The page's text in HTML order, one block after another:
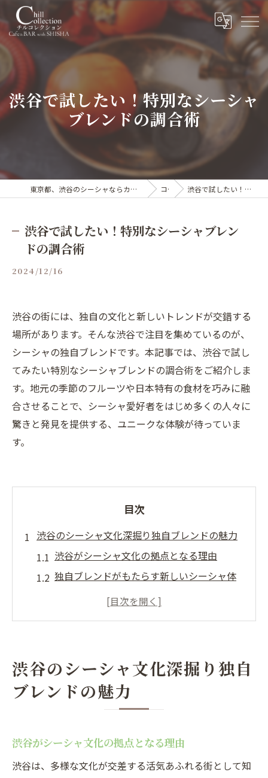
渋谷で試したい！特別なシーシャ
ブレンドの調合術
東京都、渋谷のシーシャならカフェ&シーシャバー Chill collection渋谷センター街店 コラム 渋谷で試したい！特別なシーシャブレンドの調合術
渋谷で試したい！特別なシーシャブレン
ドの調合術
2024/12/16
渋谷の街には、独自の文化と新しいトレンドが交錯する
場所があります。そんな渋谷で注目を集めているのが、
シーシャの独自ブレンドです。本記事では、渋谷で試し
てみたい特別なシーシャブレンドの調合術をご紹介しま
す。地元の季節のフルーツや日本特有の食材を巧みに融
合させることで、シーシャ愛好者をはじめ多くの人々に
驚きと発見を提供する、ユニークな体験が待っていま
す。
目次
渋谷のシーシャ文化深掘り独自ブレンドの魅力
渋谷がシーシャ文化の拠点となる理由
独自ブレンドがもたらす新しいシーシャ体
渋谷のシーシャバーが提案する味覚の旅
シーシャ文化が渋谷に与える影響
地元食材で作る渋谷のシーシャ新体験
食材選びが鍵！渋谷のシーシャブレンド
渋谷のシーシャ文化深掘り独自
ブレンドの魅力
渋谷がシーシャ文化の拠点となる理由
渋谷は、多様な文化が交差する活気あふれる街として知